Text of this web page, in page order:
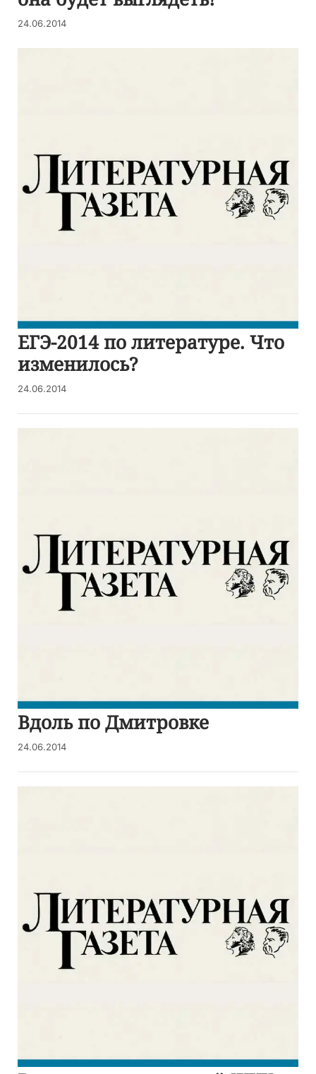
24.06.2014
ЕГЭ-2014 по литературе. Что
изменилось?
24.06.2014
Вдоль по Дмитровке
24.06.2014